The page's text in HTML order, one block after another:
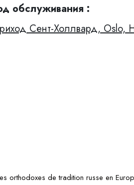
обслуживaния :
Сент-Холлвард, Oslo,
orthodoxes de tradition russe en